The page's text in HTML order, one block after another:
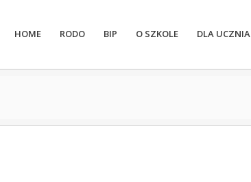
HOME RODO BIP O SZKOLE DLA UCZNIA